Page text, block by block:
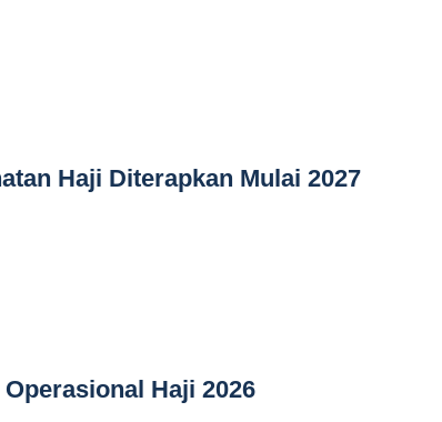
Haji Diterapkan Mulai 2027
Haji 2026